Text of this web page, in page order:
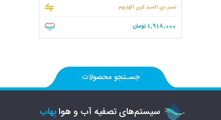
تستر دی‌ اکسید کربن آکواریوم
1,918,000 تومان
جسـتجو محصولات
سیستم‌های تصفیه آب و هوابِهاب